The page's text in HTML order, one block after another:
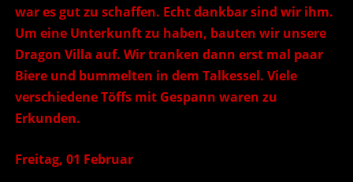
war es gut zu schaffen. Echt dankbar sind wir ihm.
Um eine Unterkunft zu haben, bauten wir unsere
Dragon Villa auf. Wir tranken dann erst mal paar
Biere und bummelten in dem Talkessel. Viele
verschiedene Töffs mit Gespann waren zu
Erkunden.
Freitag, 01 Februar